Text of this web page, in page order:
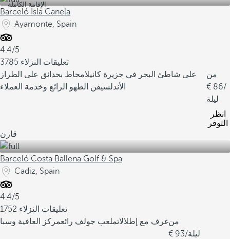
الإقامة الكاملة
Barceló Isla Canela
Ayamonte, Spain
4.4/5
3785 تعليقات النزلاء
على شاطئ البحر في جزيرة كانيلامحاط بحدائق على الطراز
الأندلسيفن الطهو الرائع وخدمة العملاء
من
86/
ليلة
انظر
التوفر
قارن
Barceló Costa Ballena Golf & Spa
Cadiz, Spain
4.4/5
1752 تعليقات النزلاء
غرف مع إطلالاتملعب جولف رائعمركز العافية وسبا
من
93 /ليلة